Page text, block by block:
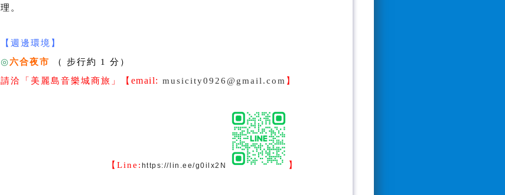
理。
【週邊環境】
◎六合夜市
（ 步行約 1 分）
請洽「美麗島音樂城商旅」【 email: musicity0926@gmail.com 】
【Line: https://lin.ee/g0ilx2N 】